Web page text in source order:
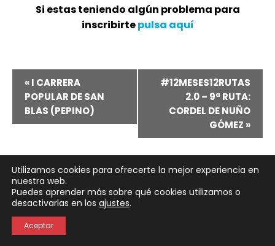
Si estas teniendo algún problema para
inscribirtepulsa aquí
Navegación
del
«I CARRERA
POPULAR DE SAN
BLAS (PEPINO)
#12MESES12RUTAS
2.0 – 9ª RUTA:
CORDEL DE NUÑO
GÓMEZ »
Neve| Funciona gracias aWordPress
Política de Privacidad
Utilizamos cookies para ofrecerte la mejor experiencia en
nuestra web.
Puedes aprender más sobre qué cookies utilizamos o
desactivarlas en los ajustes.
Aceptar